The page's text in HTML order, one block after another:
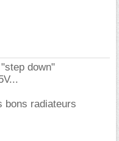
down"
bons radiateurs